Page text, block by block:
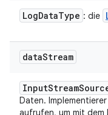
LogDataType : die
dataStream
InputStream
Daten.
aufrufen, um mit dem